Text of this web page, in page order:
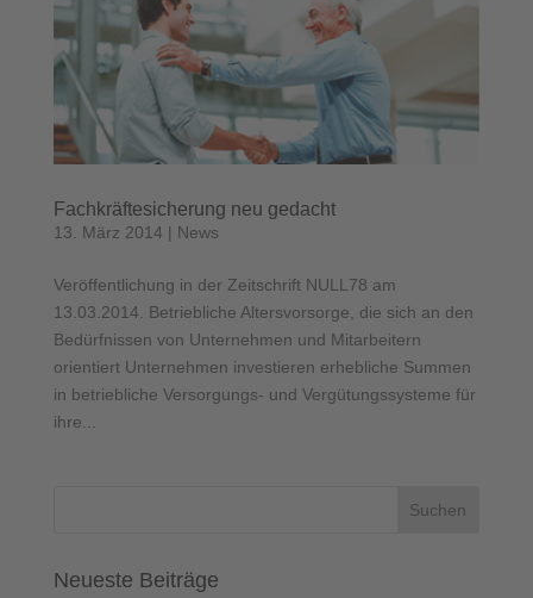
Fachkräftesicherung neu gedacht
13. März 2014 | News
Veröffentlichung in der Zeitschrift NULL78 am
13.03.2014. Betriebliche Altersvorsorge, die sich an den
Bedürfnissen von Unternehmen und Mitarbeitern
orientiert Unternehmen investieren erhebliche Summen
in betriebliche Versorgungs- und Vergütungssysteme für
ihre...
Neueste Beiträge